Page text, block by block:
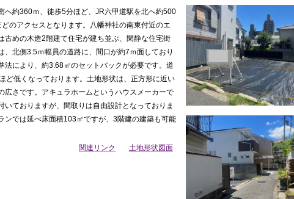
へ約360ｍ、徒歩5分ほど、JR六甲道駅を北へ約500
のアクセスとなります。八幡神社の南東付近のエ
古めの木造2階建て住宅が建ち並ぶ、閑静な住宅街
、北側3. 5ｍ幅員の道路に、間口が約7ｍ面しており
法により、約3. 68㎡のセットバックが必要です。道
ど低くなっております。土地形状は、正方形に近い
広さです。アキュラホームというハウスメーカーで
いておりますが、間取りは自由設計となっておりま
ンでは延べ床面積103㎡ですが、3階建の建築も可能
関連リンク
土地形状図面